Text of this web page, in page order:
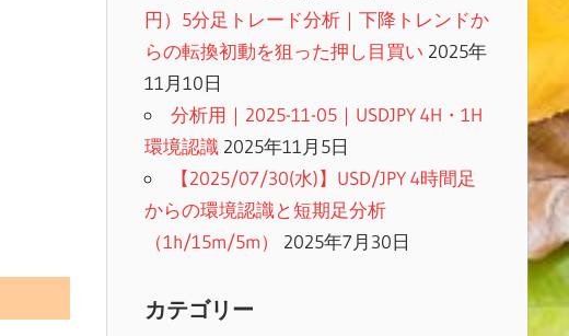
円）5分足トレード分析｜下降トレンドか
らの転換初動を狙った押し目買い 2025年
11月10日
分析用｜2025-11-05｜USDJPY 4H・1H
環境認識 2025年11月5日
【2025/07/30(水)】USD/JPY 4時間足
からの環境認識と短期足分析
（1h/15m/5m）
2025年7月30日
カテゴリー